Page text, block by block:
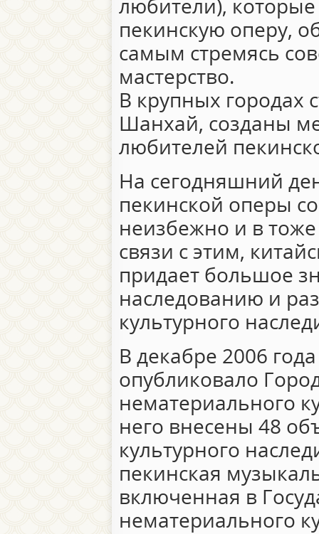
любители),
пекинскую оперу,
самым стремясь
мастерство.
В крупных городах
Шанхай, созданы
любителей
На сегодняшний
пекинской оперы
неизбежно и в
связи с этим,
придает большое
наследованию и
культурного
В декабре 2006
опубликовало
нематериального
него внесены 48
культурного
пекинская
включенная в
нематериального